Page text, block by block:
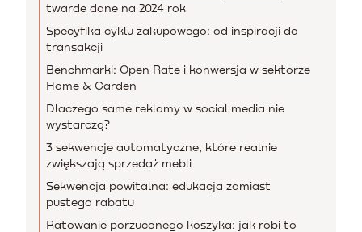
twarde dane na 2024 rok
Specyfika cyklu zakupowego: od inspiracji do
transakcji
Benchmarki: Open Rate i konwersja w sektorze
Home & Garden
Dlaczego same reklamy w social media nie
wystarczą?
3 sekwencje automatyczne, które realnie
zwiększają sprzedaż mebli
Sekwencja powitalna: edukacja zamiast
pustego rabatu
Ratowanie porzuconego koszyka: jak robi to